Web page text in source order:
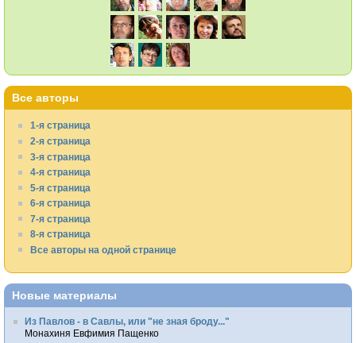
Все авторы
1-я страница
2-я страница
3-я страница
4-я страница
5-я страница
6-я страница
7-я страница
8-я страница
Все авторы на одной странице
Новые материалы
Из Павлов - в Савлы, или "не зная броду..."
Монахиня Евфимия Пащенко